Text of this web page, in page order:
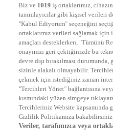
STAR
EURO STAR
KRAL POP TV
DYG Radyolar
NTV RADYO
KRAL FM
KRAL POP
EKSEN
VOYAGE
DYG Dijital
ntv.com.tr
ntvspor.net
secim.ntv.com.tr
startv.com.tr
Biz ve 1019 iş ortaklarımız,
tanımlayıcılar gibi kişisel verileri
"Kabul Ediyorum" seçeneğini
ortaklarımız verileri sağlamak için
amaçları desteklerken, "Tümünü
onayınızı geri çektiğinizde bu
devre dışı bırakılması
sizinle alakalı olmayabilir.
çekmek için istediğiniz zaman
"Tercihleri Yönet" bağlantısına
kısmındaki yüzen simgeye
Tercihleriniz Website kapsamında
Gizlilik Politikamıza
Veriler, tarafımızca veya